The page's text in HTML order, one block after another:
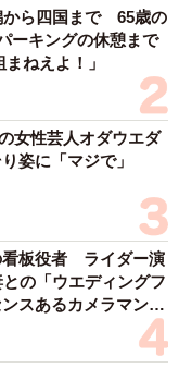
から四国まで 65歳の
ーキングの休憩まで
ねえよ！」
女性芸人オダウエダ
姿に「マジで」
看板役者 ライダー演
の「ウエディングフ
スあるカメラマン求